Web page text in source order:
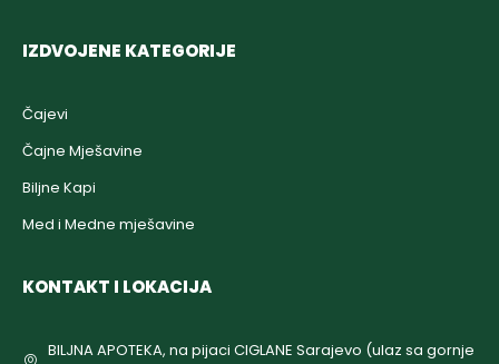
IZDVOJENE KATEGORIJE
Čajevi
Čajne Mješavine
Biljne Kapi
Med i Medne mješavine
KONTAKT I LOKACIJA
BILJNA APOTEKA, na pijaci CIGLANE Sarajevo (ulaz sa gornje